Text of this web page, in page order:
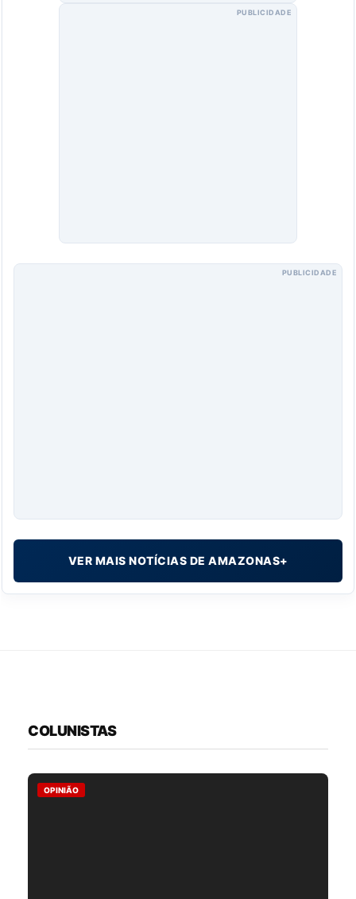
PUBLICIDADE
PUBLICIDADE
VER MAIS NOTÍCIAS DE AMAZONAS+
COLUNISTAS
OPINIÃO